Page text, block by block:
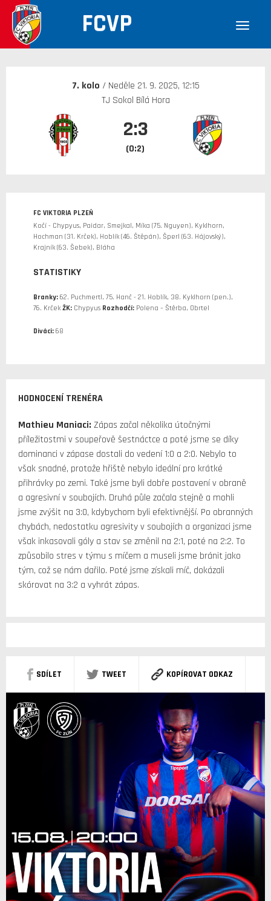
FCVP
30. 12. 1899
7. kolo / Neděle 21. 9. 2025, 12:15
TJ Sokol Bílá Hora
2:3
(0:2)
FC VIKTORIA PLZEŇ
Kočí - Chypyus, Paidar, Smejkal, Míka (75. Nguyen), Kyklhorn,
Hochman (31. Krček), Hoblík (46. Štěpán), Šperl (63. Hájovský),
Krajník (63. Šebek), Bláha
STATISTIKY
Branky: 62. Puchmertl, 75. Hanč - 21. Hoblík, 38. Kyklhorn (pen.),
76. Krček ŽK: Chypyus Rozhodčí: Polena – Štěrba, Obrtel
Diváci: 68
HODNOCENÍ TRENÉRA
Mathieu Maniaci: Zápas začal několika útočnými
příležitostmi v soupeřově šestnáctce a poté jsme se díky
dominanci v zápase dostali do vedení 1:0 a 2:0. Nebylo to
však snadné, protože hřiště nebylo ideální pro krátké
přihrávky po zemi. Také jsme byli dobře postavení v obraně
a agresivní v soubojích. Druhá půle začala stejně a mohli
jsme zvýšit na 3:0, kdybychom byli efektivnější. Po obranných
chybách, nedostatku agresivity v soubojích a organizaci jsme
však inkasovali góly a stav se změnil na 2:1, poté na 2:2. To
způsobilo stres v týmu s míčem a museli jsme bránit jako
tým, což se nám dařilo. Poté jsme získali míč, dokázali
skórovat na 3:2 a vyhrát zápas.
SDÍLET TWEET KOPÍROVAT ODKAZ